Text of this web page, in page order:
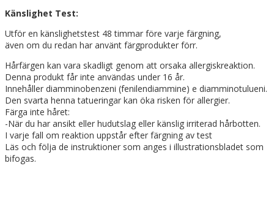
Känslighet Test:
Utför en känslighetstest 48 timmar före varje färgning,
även om du redan har använt färgprodukter förr.
Hårfärgen kan vara skadligt genom att orsaka allergiskreaktion.
Denna produkt får inte användas under 16 år.
Innehåller diamminobenzeni (fenilendiammine) e diamminotulueni.
Den svarta henna tatueringar kan öka risken för allergier.
Färga inte håret:
-När du har ansikt eller hudutslag eller känslig irriterad hårbotten.
I varje fall om reaktion uppstår efter färgning av test
Läs och följa de instruktioner som anges i illustrationsbladet som
bifogas.